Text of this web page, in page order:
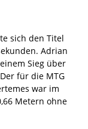
sich den Titel
Adrian
Sieg über
für die MTG
war im
Metern ohne